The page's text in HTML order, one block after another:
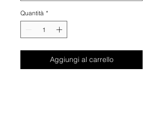
Quantità *
Aggiungi al carrello